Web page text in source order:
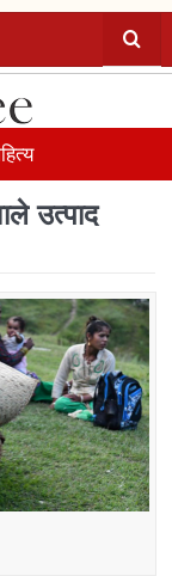
उत्पाद